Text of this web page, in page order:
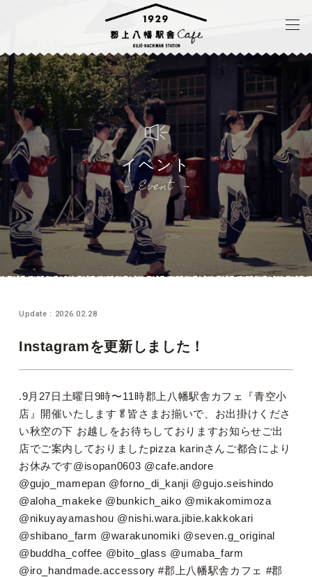
イベント
Event
Update : 2026.02.28
Instagramを更新しました！
.9月27日土曜日9時〜11時郡上八幡駅舎カフェ『青空小
店』開催いたします🥬皆さまお揃いで、お出掛けくださ
い秋空の下 お越しをお待ちしております️お知らせ️ご出
店でご案内しておりましたpizza karinさんご都合により
お休みです@isopan0603 @cafe.andore
@gujo_mamepan @forno_di_kanji @gujo.seishindo
@aloha_makeke @bunkich_aiko @mikakomimoza
@nikuyayamashou @nishi.wara.jibie.kakkokari
@shibano_farm @warakunomiki @seven.g_original
@buddha_coffee @bito_glass @umaba_farm
@iro_handmade.accessory #郡上八幡駅舎カフェ #郡